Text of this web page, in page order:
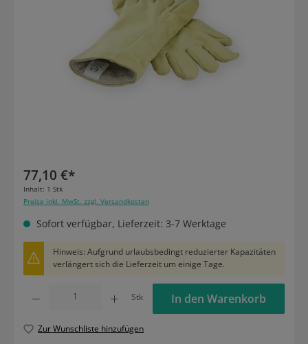
77,10 €*
Inhalt: 1 Stk
Preise inkl. MwSt. zzgl. Versandkosten
Sofort verfügbar, Lieferzeit: 3-7 Werktage
Hinweis: Aufgrund urlaubsbedingt reduzierter Kapazitäten
verlängert sich die Lieferzeit um einige Tage.
Stk In den Warenkorb
Zur Wunschliste hinzufügen